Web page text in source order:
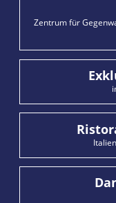
Zentrum für